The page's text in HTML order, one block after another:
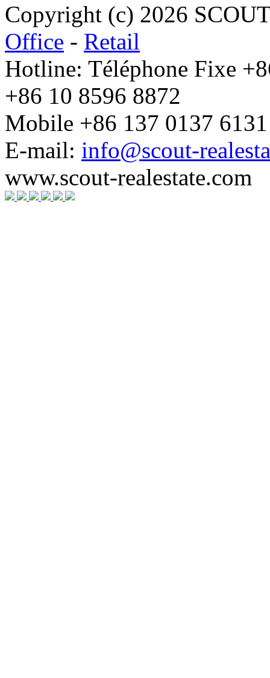
Copyright (c) 2026
Office - Retail
Hotline: Téléphone Fixe
+86 10 8596 8872
Mobile +86 137 0137 6131
E-mail: info@scout-
www.scout-realestate.com